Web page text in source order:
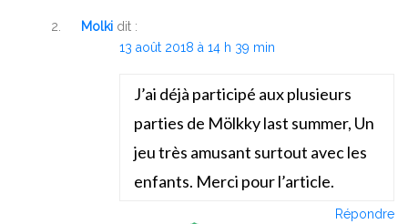
Molki dit :
13 août 2018 à 14 h 39 min
J’ai déjà participé aux plusieurs
parties de Mölkky last summer, Un
jeu très amusant surtout avec les
enfants. Merci pour l’article.
Répondre